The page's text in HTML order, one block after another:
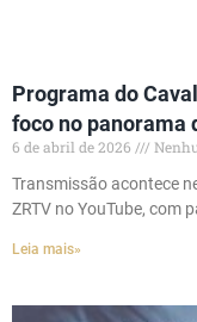
Programa do
foco no panorama
6 de abril de 2026
Transmissão acontece
ZRTV no YouTube, com
Leia mais»